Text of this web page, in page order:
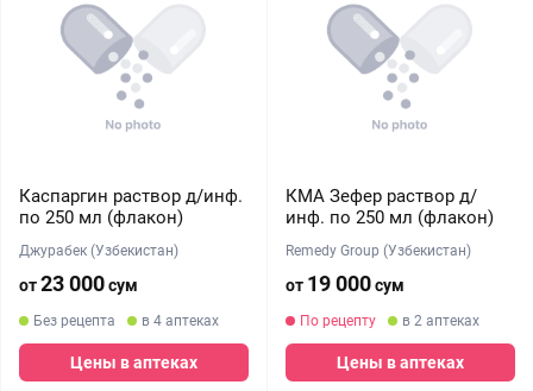
Каспаргин раствор д/инф.
по 250 мл (флакон)
Джурабек (Узбекистан)
от23 000сум
Без рецепта в 4 аптеках
Цены в аптеках
КМА Зефер раствор д/
инф. по 250 мл (флакон)
Remedy Group (Узбекистан)
от 19 000сум
По рецепту в 2 аптеках
Цены в аптеках